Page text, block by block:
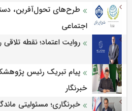
طرح‌های تحول‌آفرین،
اجتماعی
روایت اعتماد؛ نقطه تلاقی
پیام تبریک رئیس
خبرنگار
خبرنگاری؛ مسئولیتی